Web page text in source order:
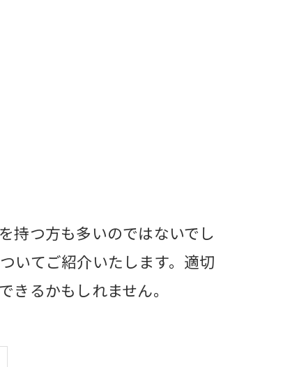
持つ方も多いのではないでし
いてご紹介いたします。適切
るかもしれません。